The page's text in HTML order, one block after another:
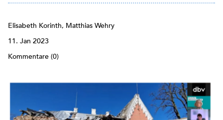
Elisabeth Korinth, Matthias Wehry
11. Jan 2023
Kommentare (0)